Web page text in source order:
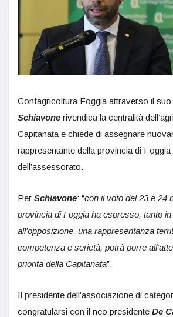
Confagricoltura Foggia attraverso il suo
Schiavone rivendica la centralità
Capitanata e chiede di assegnare
rappresentante della provincia di Foggia
dell’assessorato.
Per Schiavone: “con il voto del 23 e 24
provincia di Foggia ha espresso, tanto
all’opposizione, una rappresentanza
competenza e serietà, potrà porre
priorità della Capitanata”.
Il presidente dell’associazione di
congratularsi con il neo presidente De